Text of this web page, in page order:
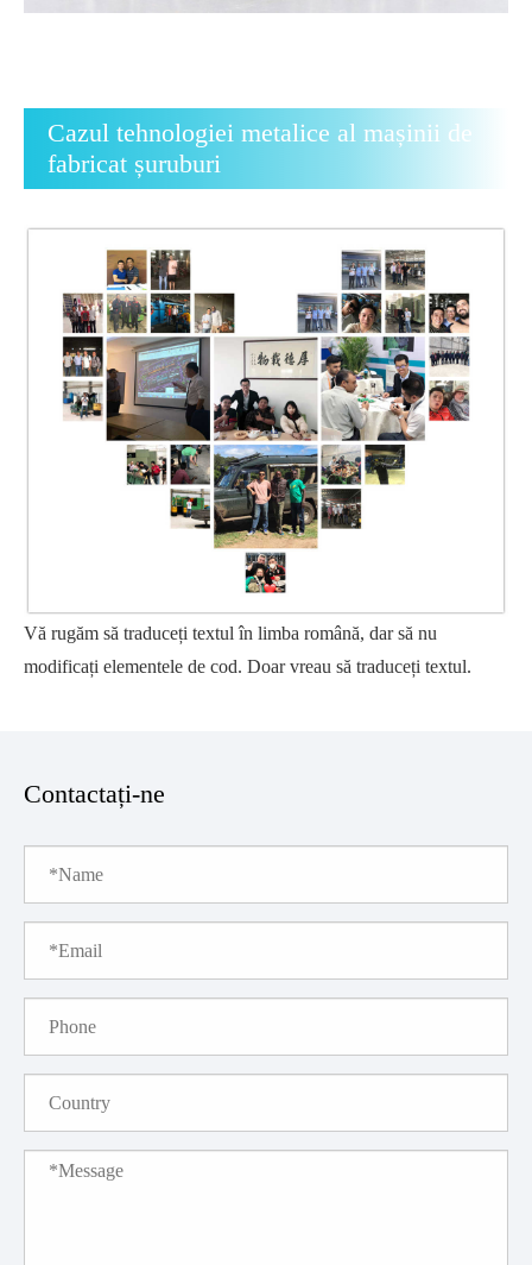
Cazul tehnologiei metalice al mașinii de
fabricat șuruburi
Vă rugăm să traduceți textul în limba română, dar să nu
modificați elementele de cod. Doar vreau să traduceți textul.
Contactați-ne